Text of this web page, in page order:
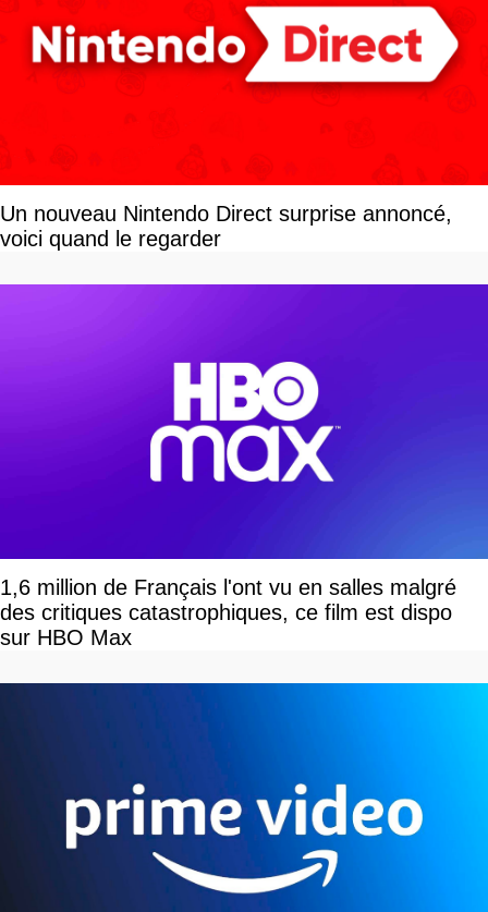
Un nouveau Nintendo Direct surprise annoncé,
voici quand le regarder
1,6 million de Français l'ont vu en salles malgré
des critiques catastrophiques, ce film est dispo
sur HBO Max